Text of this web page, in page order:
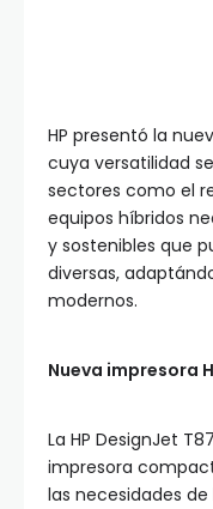
HP presentó la
cuya versatilidad
sectores como el
equipos híbridos
y sostenibles que
diversas,
modernos.
Nueva impresora
La HP DesignJet
impresora
las necesidades